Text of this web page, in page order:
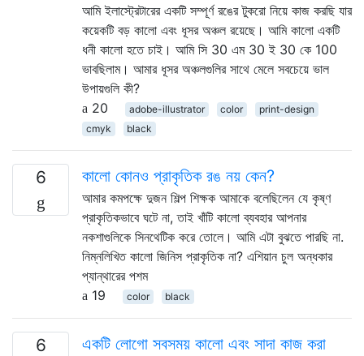
আমি ইলাস্ট্রেটারের একটি সম্পূর্ণ রঙের টুকরো নিয়ে কাজ করছি যার
কয়েকটি বড় কালো এবং ধূসর অঞ্চল রয়েছে। আমি কালো একটি
ধনী কালো হতে চাই। আমি সি 30 এম 30 ই 30 কে 100
ভাবছিলাম। আমার ধূসর অঞ্চলগুলির সাথে মেলে সবচেয়ে ভাল
উপায়গুলি কী?
20
adobe-illustrator color
print-design
cmyk
black
6 কালো কোনও প্রাকৃতিক রঙ নয় কেন?
আমার কমপক্ষে দুজন শিল্প শিক্ষক আমাকে বলেছিলেন যে কৃষ্ণ
প্রাকৃতিকভাবে ঘটে না, তাই খাঁটি কালো ব্যবহার আপনার
নকশাগুলিকে সিনথেটিক করে তোলে। আমি এটা বুঝতে পারছি না.
নিম্নলিখিত কালো জিনিস প্রাকৃতিক না? এশিয়ান চুল অন্ধকার
প্যান্থারের পশম
19
color black
6
একটি লোগো সবসময় কালো এবং সাদা কাজ করা